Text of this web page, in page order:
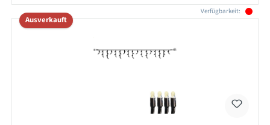
Verfügbarkeit:
Ausverkauft